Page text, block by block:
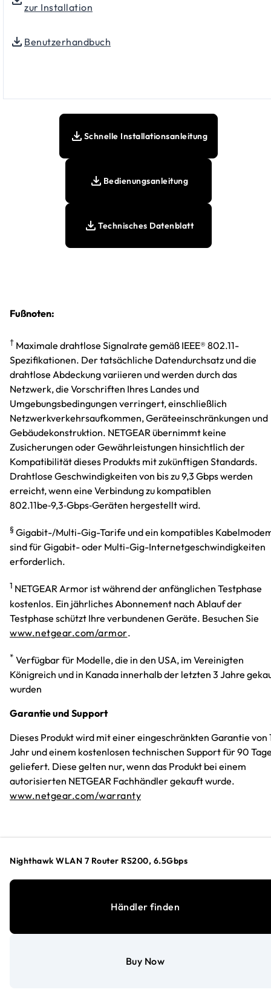
zur Installation
Benutzerhandbuch
Schnelle Installationsanleitung
Bedienungsanleitung
Technisches Datenblatt
Fußnoten:
† Maximale drahtlose Signalrate gemäß IEEE® 802.11-
Spezifikationen. Der tatsächliche Datendurchsatz und die
drahtlose Abdeckung variieren und werden durch das
Netzwerk, die Vorschriften Ihres Landes und
Umgebungsbedingungen verringert, einschließlich
Netzwerkverkehrsaufkommen, Geräteeinschränkungen und
Gebäudekonstruktion. NETGEAR übernimmt keine
Zusicherungen oder Gewährleistungen hinsichtlich der
Kompatibilität dieses Produkts mit zukünftigen Standards.
Drahtlose Geschwindigkeiten von bis zu 9,3 Gbps werden
erreicht, wenn eine Verbindung zu kompatiblen
802.11be‑9,3‑Gbps‑Geräten hergestellt wird.
§ Gigabit-/Multi-Gig-Tarife und ein kompatibles
sind für Gigabit- oder Multi-Gig-Internetgeschwindigkeiten
erforderlich.
1 NETGEAR Armor ist während der anfänglichen Testphase
kostenlos. Ein jährliches Abonnement nach Ablauf der
Testphase schützt Ihre verbundenen Geräte. Besuchen Sie
www.netgear.com/armor.
* Verfügbar für Modelle, die in den USA, im Vereinigten
Königreich und in Kanada innerhalb der letzten 3 Jahre
wurden
Garantie und Support
Dieses Produkt wird mit einer eingeschränkten Garantie von
Jahr und einem kostenlosen technischen Support für 90
geliefert. Diese gelten nur, wenn das Produkt bei einem
autorisierten NETGEAR Fachhändler gekauft wurde.
www.netgear.com/warranty
Nighthawk WLAN 7 Router RS200, 6.5Gbps
Händler finden
Buy Now